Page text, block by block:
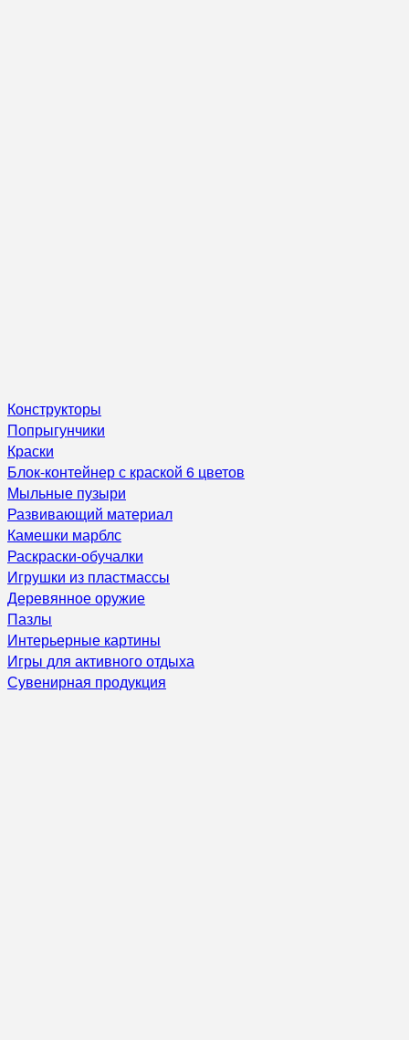
Конструкторы
Попрыгунчики
Краски
Блок-контейнер с краской 6 цветов
Мыльные пузыри
Развивающий материал
Камешки марблс
Раскраски-обучалки
Игрушки из пластмассы
Деревянное оружие
Пазлы
Интерьерные картины
Игры для активного отдыха
Сувенирная продукция